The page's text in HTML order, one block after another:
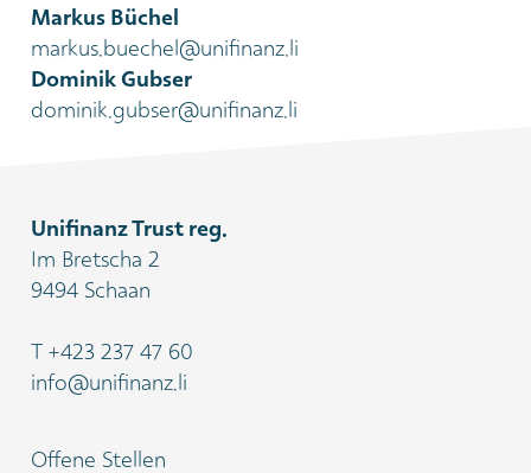
Markus Büchel
markus.buechel@unifinanz.li
Dominik Gubser
dominik.gubser@unifinanz.li
Unifinanz Trust reg.
Im Bretscha 2
9494 Schaan
T+423 237 47 60
info@unifinanz.li
Offene Stellen